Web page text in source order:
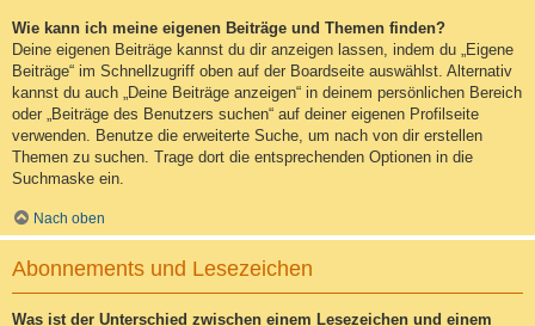
Wie kann ich meine eigenen Beiträge und Themen finden?
Deine eigenen Beiträge kannst du dir anzeigen lassen, indem du „Eigene
Beiträge“ im Schnellzugriff oben auf der Boardseite auswählst. Alternativ
kannst du auch „Deine Beiträge anzeigen“ in deinem persönlichen Bereich
oder „Beiträge des Benutzers suchen“ auf deiner eigenen Profilseite
verwenden. Benutze die erweiterte Suche, um nach von dir erstellen
Themen zu suchen. Trage dort die entsprechenden Optionen in die
Suchmaske ein.
Nach oben
Abonnements und Lesezeichen
Was ist der Unterschied zwischen einem Lesezeichen und einem